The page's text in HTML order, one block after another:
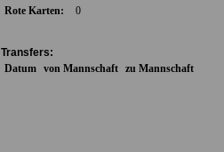
Rote Karten:
0
Transfers:
Datum von Mannschaft zu Mannschaft